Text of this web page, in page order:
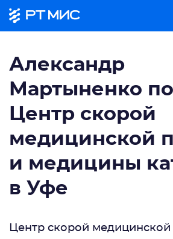
Александр
Мартыненко
Центр скорой
медицинской
и медицины
в Уфе
Центр скорой